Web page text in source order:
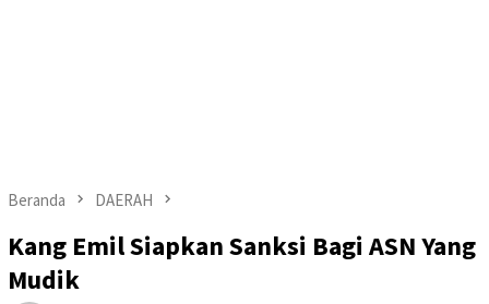
Beranda DAERAH
Kang Emil Siapkan Sanksi Bagi ASN Yang
Mudik